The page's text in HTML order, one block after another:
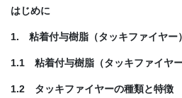
はじめに
1. 粘着付与樹脂（タッキファイヤー
1.1 粘着付与樹脂（タッキファイヤ
1.2 タッキファイヤーの種類と特徴